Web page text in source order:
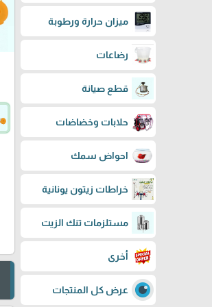
ميزان حرارة ورطوبة
رضاعات
قطع صيانة
حلابات وخضاضات
احواض سمك
خراطات زيتون يونانية
مستلزمات تنك الزيت
أخرى
عرض كل المنتجات